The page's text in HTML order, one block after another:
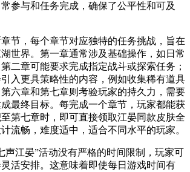
参与和任务完成，确保了公平性和可及
节，每个章节对应独特的任务挑战，旨在
世界。第一章通常涉及基础操作，如日常
二章可能要求完成指定战斗或探索任务；
入更具策略性的内容，例如收集稀有道具
六章和第七章则考验玩家的持久力，需要
最终目标。每完成一个章节，玩家都能获
第七章时，即可直接领取江晏同款皮肤全
流畅，难度适中，适合不同水平的玩家。
声江晏”活动没有严格的时间限制，玩家可
活安排。这意味着即使每日游戏时间有